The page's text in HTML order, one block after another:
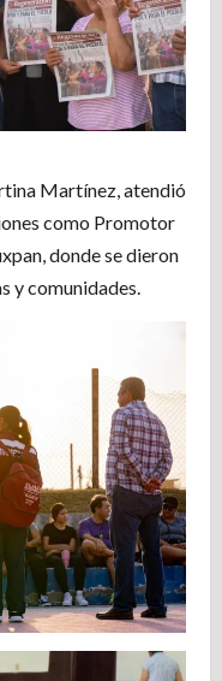
Martínez, atendió
como Promotor
donde se dieron
y comunidades.